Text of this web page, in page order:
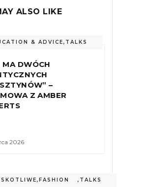
ALSO LIKE
& ADVICE, TALKS
MA DWÓCH
–
Z AMBER
2026
,FASHION
, TALKS